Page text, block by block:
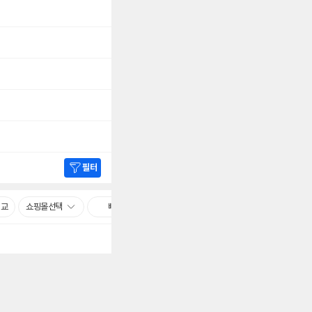
필터
쇼핑몰선택 빠른배송